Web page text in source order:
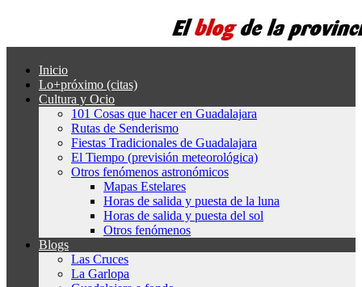
Inicio
Lo+próximo (citas)
Cultura y Ocio
101 Cosas que hacer en Guadalajara
Rutas de Senderismo
Fiestas Tradicionales de Guadalajara
El Tiempo (previsión meteorológica)
Otros fenómenos astronómicos
Mapas Estelares
Horas de salida y puesta de la luna
Horas de salida y puesta del sol
Otros fenómenos
Blogs
Las Cruces
La Garlopa